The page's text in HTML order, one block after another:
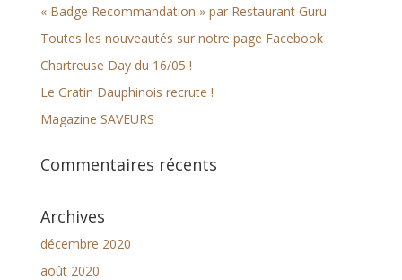
« Badge Recommandation » par Restaurant Guru
Toutes les nouveautés sur notre page Facebook
Chartreuse Day du 16/05 !
Le Gratin Dauphinois recrute !
Magazine SAVEURS
Commentaires récents
Archives
décembre 2020
août 2020